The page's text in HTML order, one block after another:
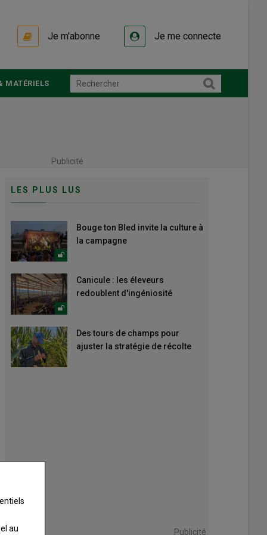
Je m'abonne Je me connecte
MATÉRIELS
Publicité
LES PLUS LUS
Bouge ton Bled invite la culture à
la campagne
Canicule : les éleveurs
redoublent d'ingéniosité
Des tours de champs pour
ajuster la stratégie de récolte
Publicité
au